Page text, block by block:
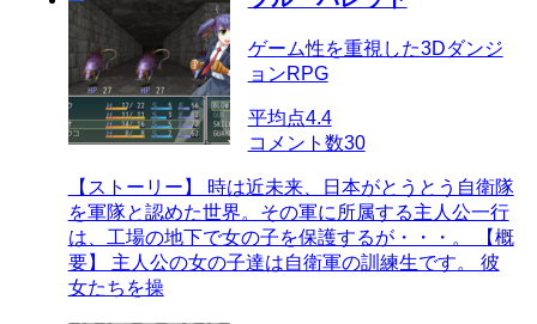
ゲーム性を重視した3Dダンジ
ョンRPG
平均点4.4
コメント数30
【ストーリー】 時は近未来、日本がとうとう自衛隊
を軍隊と認めた世界。その軍に所属する主人公一行
は、工場の地下で女の子を保護するが・・・。 【概
要】 主人公の女の子達は自衛軍の訓練生です。 彼
女たちを操